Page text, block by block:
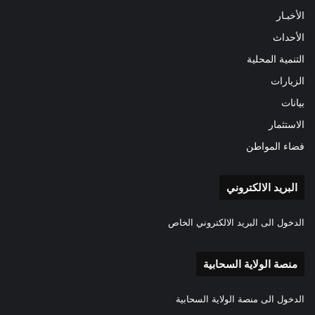
الأخبـار
الأحداث
التنمية المحلية
الزيارات
بيانات
الاستثمار
فضاء المواطن
البريد الالكتروني
الدخول الى البريد الالكتروني الخاص
منصة الولاية السحابية
الدخول الى منصة الولاية السحابية